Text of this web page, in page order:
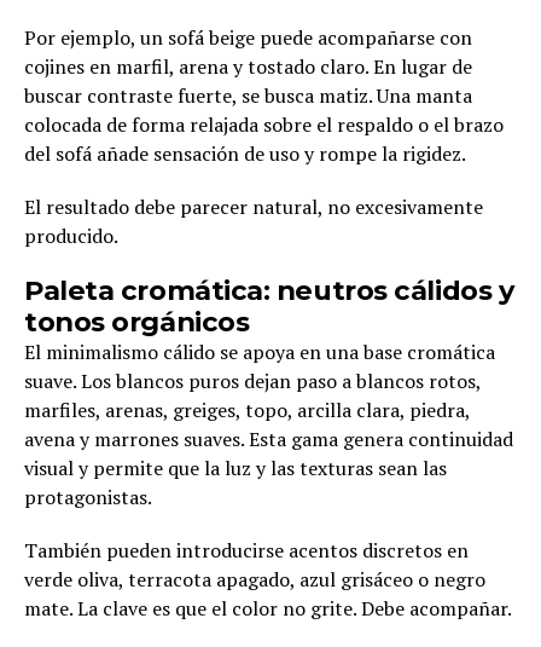
Por ejemplo, un sofá beige puede acompañarse con
cojines en marfil, arena y tostado claro. En lugar de
buscar contraste fuerte, se busca matiz. Una manta
colocada de forma relajada sobre el respaldo o el brazo
del sofá añade sensación de uso y rompe la rigidez.
El resultado debe parecer natural, no excesivamente
producido.
Paleta cromática: neutros cálidos y
tonos orgánicos
El minimalismo cálido se apoya en una base cromática
suave. Los blancos puros dejan paso a blancos rotos,
marfiles, arenas, greiges, topo, arcilla clara, piedra,
avena y marrones suaves. Esta gama genera continuidad
visual y permite que la luz y las texturas sean las
protagonistas.
También pueden introducirse acentos discretos en
verde oliva, terracota apagado, azul grisáceo o negro
mate. La clave es que el color no grite. Debe acompañar.